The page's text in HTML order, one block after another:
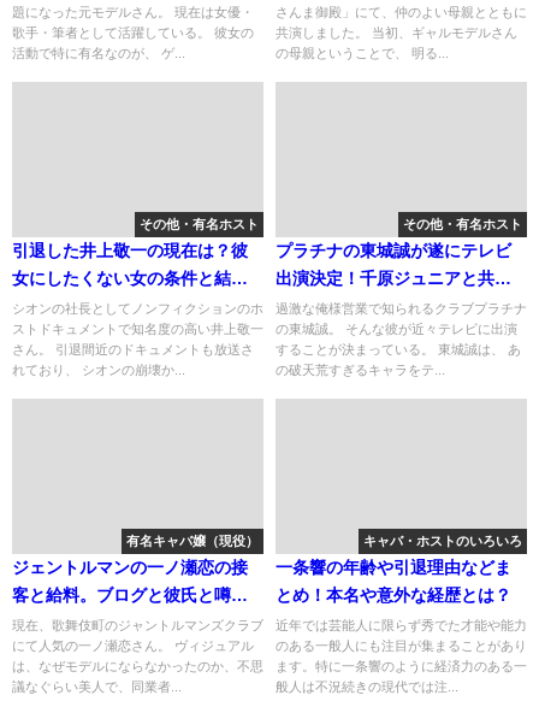
題になった元モデルさん。 現在は女優・
歌手・筆者として活躍している。 彼女の
活動で特に有名なのが、 ゲ...
さんま御殿」にて、仲のよい母親とともに
共演しました。 当初、ギャルモデルさん
の母親ということで、 明る...
その他・有名ホスト
引退した井上敬一の現在は？彼
女にしたくない女の条件と結
婚。
シオンの社長としてノンフィクションのホ
ストドキュメントで知名度の高い井上敬一
さん。 引退間近のドキュメントも放送さ
れており、 シオンの崩壊か...
その他・有名ホスト
プラチナの東城誠が遂にテレビ
出演決定！千原ジュニアと共演
を果たす。
過激な俺様営業で知られるクラブプラチナ
の東城誠。 そんな彼が近々テレビに出演
することが決まっている。 東城誠は、 あ
の破天荒すぎるキャラをテ...
有名キャバ嬢（現役）
ジェントルマンの一ノ瀬恋の接
客と給料。ブログと彼氏と噂の
ともやくんは？
現在、歌舞伎町のジャントルマンズクラブ
にて人気の一ノ瀬恋さん。 ヴィジュアル
は、なぜモデルにならなかったのか、不思
議なぐらい美人で、同業者...
キャバ・ホストのいろいろ
一条響の年齢や引退理由などま
とめ！本名や意外な経歴とは？
近年では芸能人に限らず秀でた才能や能力
のある一般人にも注目が集まることがあり
ます。特に一条響のように経済力のある一
般人は不況続きの現代では注...